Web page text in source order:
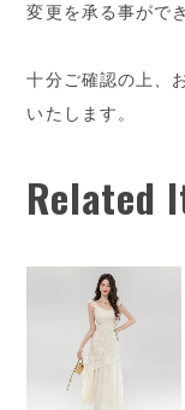
変更を承る事がで
十分ご確認の上、
いたします。
Related